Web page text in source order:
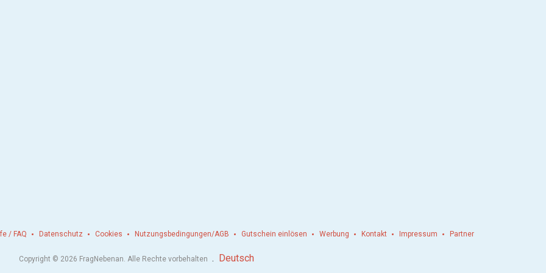
/ FAQ Datenschutz Cookies Nutzungsbedingungen/AGB Gutschein einlösen Werbung Kontakt Impressum Partner
Copyright © 2026 FragNebenan. Alle Rechte vorbehalten . Deutsch